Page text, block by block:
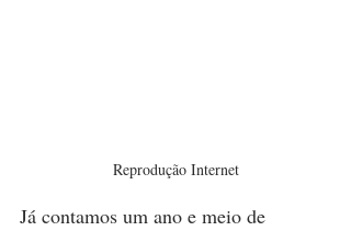
Reprodução Internet
Já contamos um ano e meio de